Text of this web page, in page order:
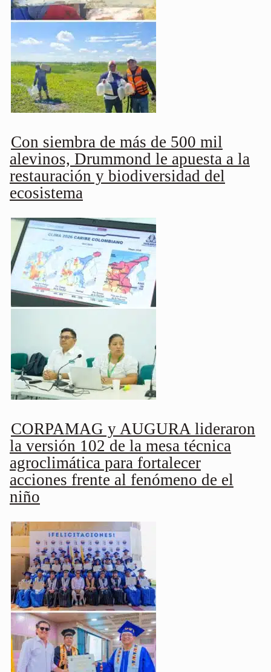
Con siembra de más de 500 mil
alevinos, Drummond le apuesta a la
restauración y biodiversidad del
ecosistema
CORPAMAG y AUGURA lideraron
la versión 102 de la mesa técnica
agroclimática para fortalecer
acciones frente al fenómeno de el
niño